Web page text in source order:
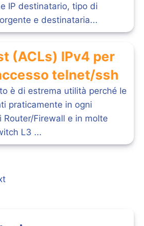
IP destinatario, tipo di
e destinataria...
(ACLs) IPv4 per
telnet/ssh
è di estrema utilità perché le
praticamente in ogni
Router/Firewall e in molte
L3 ...